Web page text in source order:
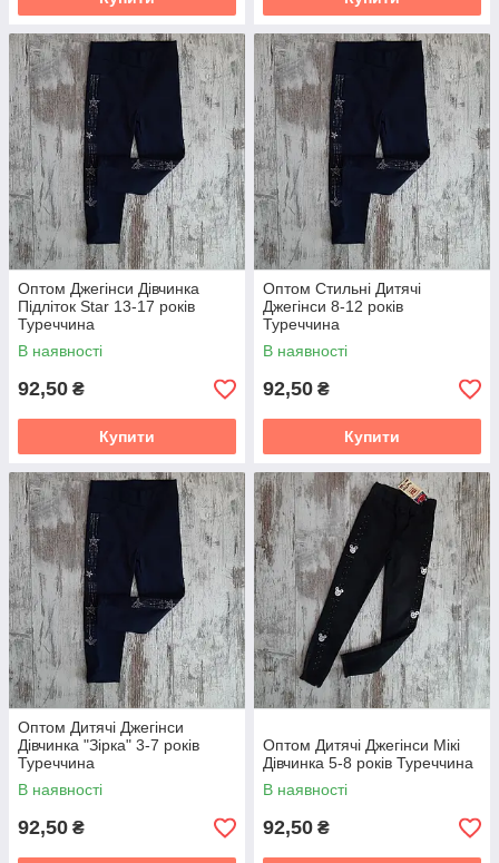
Оптом Джегінси Дівчинка
Підліток Star 13-17 років
Туреччина
В наявності
92,50 ₴
Купити
Оптом Стильні Дитячі
Джегінси 8-12 років
Туреччина
В наявності
92,50 ₴
Купити
Оптом Дитячі Джегінси
Дівчинка "Зірка" 3-7 років
Туреччина
В наявності
92,50 ₴
Оптом Дитячі Джегінси Мікі
Дівчинка 5-8 років Туреччина
В наявності
92,50 ₴